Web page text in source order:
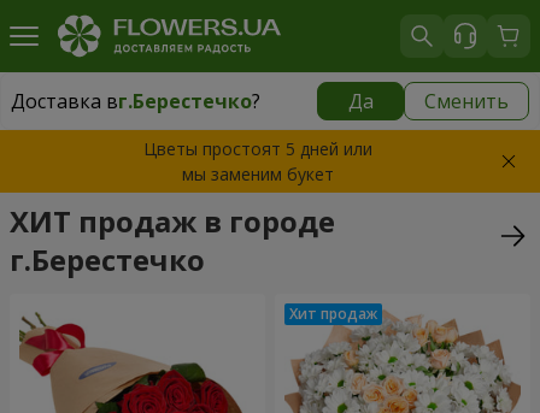
Доставка вг.Берестечко? Да Сменить
Доставка вг.Берестечко|
Цветы простоят 5 дней или
мы заменим букет
ХИТ продаж в городе
г.Берестечко